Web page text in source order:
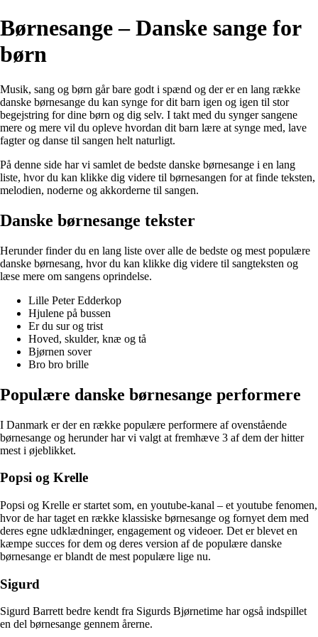
Børnesange – Danske sange for
børn
Musik, sang og børn går bare godt i spænd og der er en lang række
danske børnesange du kan synge for dit barn igen og igen til stor
begejstring for dine børn og dig selv. I takt med du synger sangene
mere og mere vil du opleve hvordan dit barn lære at synge med, lave
fagter og danse til sangen helt naturligt.
På denne side har vi samlet de bedste danske børnesange i en lang
liste, hvor du kan klikke dig videre til børnesangen for at finde teksten,
melodien, noderne og akkorderne til sangen.
Danske børnesange tekster
Herunder finder du en lang liste over alle de bedste og mest populære
danske børnesang, hvor du kan klikke dig videre til sangteksten og
læse mere om sangens oprindelse.
Lille Peter Edderkop
Hjulene på bussen
Er du sur og trist
Hoved, skulder, knæ og tå
Bjørnen sover
Bro bro brille
Populære danske børnesange performere
I Danmark er der en række populære performere af ovenstående
børnesange og herunder har vi valgt at fremhæve 3 af dem der hitter
mest i øjeblikket.
Popsi og Krelle
Popsi og Krelle er startet som, en youtube-kanal – et youtube fenomen,
hvor de har taget en række klassiske børnesange og fornyet dem med
deres egne udklædninger, engagement og videoer. Det er blevet en
kæmpe succes for dem og deres version af de populære danske
børnesange er blandt de mest populære lige nu.
Sigurd
Sigurd Barrett bedre kendt fra Sigurds Bjørnetime har også indspillet
en del børnesange gennem årerne.